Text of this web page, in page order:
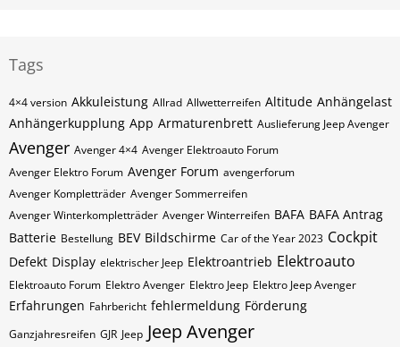
Tags
4×4 version Akkuleistung Allrad Allwetterreifen Altitude Anhängelast
Anhängerkupplung App Armaturenbrett Auslieferung Jeep Avenger
Avenger Avenger 4×4 Avenger Elektroauto Forum
Avenger Elektro Forum Avenger Forum avengerforum
Avenger Kompletträder Avenger Sommerreifen
Avenger Winterkompletträder Avenger Winterreifen BAFA BAFA Antrag
Batterie Bestellung BEV Bildschirme Car of the Year 2023 Cockpit
Defekt Display elektrischer Jeep Elektroantrieb Elektroauto
Elektroauto Forum Elektro Avenger Elektro Jeep Elektro Jeep Avenger
Erfahrungen Fahrbericht fehlermeldung Förderung
Ganzjahresreifen GJR Jeep Jeep Avenger